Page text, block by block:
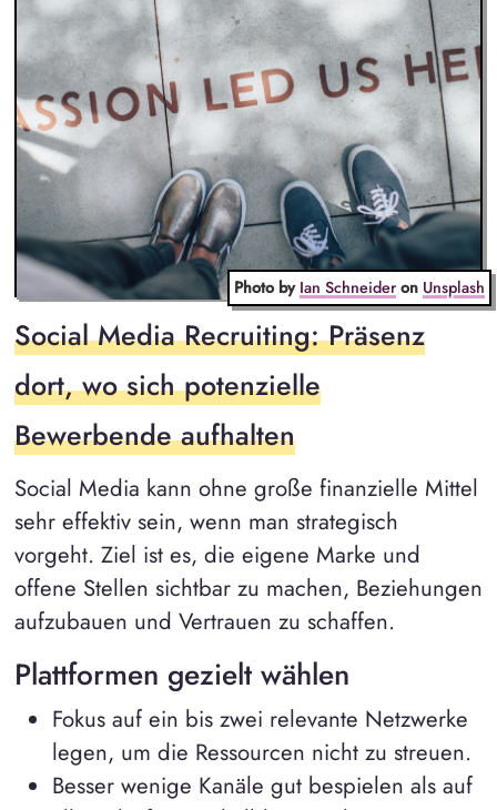
Photo by Ian Schneider on Unsplash
Social Media Recruiting: Präsenz
dort, wo sich potenzielle
Bewerbende aufhalten
Social Media kann ohne große finanzielle Mittel
sehr effektiv sein, wenn man strategisch
vorgeht. Ziel ist es, die eigene Marke und
offene Stellen sichtbar zu machen, Beziehungen
aufzubauen und Vertrauen zu schaffen.
Plattformen gezielt wählen
Fokus auf ein bis zwei relevante Netzwerke
legen, um die Ressourcen nicht zu streuen.
Besser wenige Kanäle gut bespielen als auf